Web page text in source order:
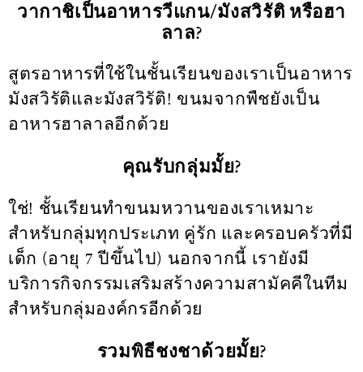
วากาชิเป็นอาหารวีแกน/มังสวิรัติ หรือฮา
ลาล?
สูตรอาหารที่ใช้ในชั้นเรียนของเราเป็นอาหาร
มังสวิรัติและมังสวิรัติ! ขนมจากพืชยังเป็น
อาหารฮาลาลอีกด้วย
คุณรับกลุ่มมั้ย?
ใช่! ชั้นเรียนทำขนมหวานของเราเหมาะ
สำหรับกลุ่มทุกประเภท คู่รัก และครอบครัวที่มี
เด็ก (อายุ 7 ปีขึ้นไป) นอกจากนี้ เรายังมี
บริการกิจกรรมเสริมสร้างความสามัคคีในทีม
สำหรับกลุ่มองค์กรอีกด้วย
รวมพิธีชงชาด้วยมั้ย?